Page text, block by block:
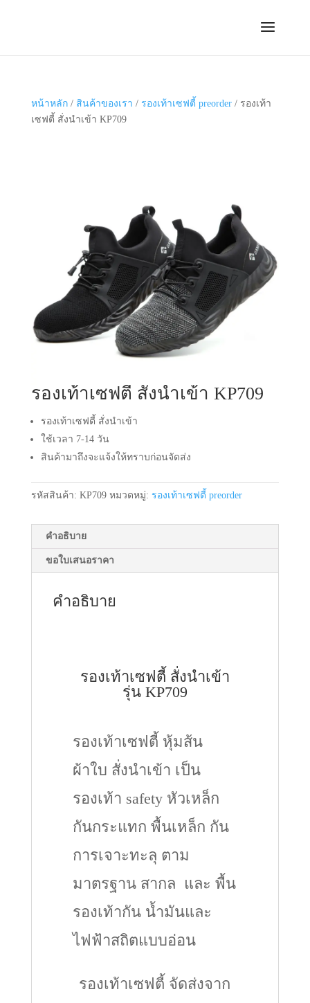
หน้าหลัก/ สินค้าของเรา / รองเท้าเซฟตี้ preorder/ รองเท้า
เซฟตี้ สั่งนำเข้า KP709
รองเท้าเซฟตี้ สั่งนำเข้า KP709
รองเท้าเซฟตี้ สั่งนำเข้า
ใช้เวลา 7-14 วัน
สินค้ามาถึงจะแจ้งให้ทราบก่อนจัดส่ง
รหัสสินค้า: KP709 หมวดหมู่: รองเท้าเซฟตี้ preorder
คำอธิบาย
ขอใบเสนอราคา
คำอธิบาย
รองเท้าเซฟตี้ สั่งนำเข้า
รุ่น KP709
รองเท้าเซฟตี้ หุ้มส้น
ผ้าใบ สั่งนำเข้า เป็น
รองเท้า safety หัวเหล็ก
กันกระแทก พื้นเหล็ก กัน
การเจาะทะลุ ตาม
มาตรฐาน สากล และ พื้น
รองเท้ากัน น้ำมันและ
ไฟฟ้าสถิตแบบอ่อน
รองเท้าเซฟตี้ จัดส่งจาก